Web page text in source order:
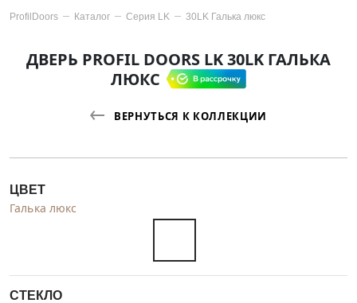
ProfilDoors Каталог Серия LK 30LK Галька люкс
ДВЕРЬ PROFIL DOORS LK 30LK ГАЛЬКА
ЛЮКС
ВЕРНУТЬСЯ К КОЛЛЕКЦИИ
ЦВЕТ
Галька люкс
СТЕКЛО